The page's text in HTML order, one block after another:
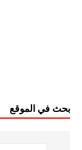
بحث في الموقع